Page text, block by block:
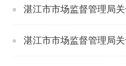
湛江市市场监督管理局
湛江市市场监督管理局